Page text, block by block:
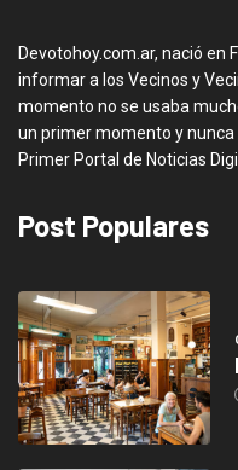
Devotohoy.com.ar, nació en
informar a los Vecinos y
momento no se usaba
un primer momento y
Primer Portal de Noticias
Post Populares